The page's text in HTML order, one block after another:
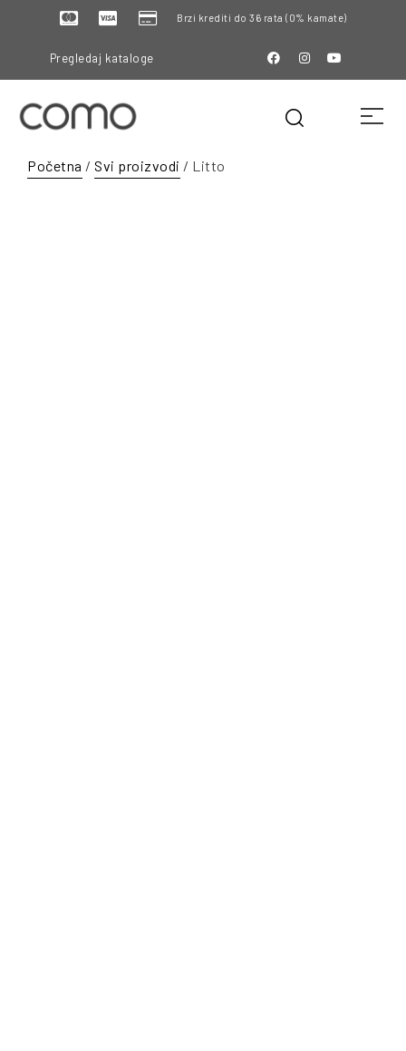
Brzi krediti do 36 rata (0% kamate)
Pregledaj kataloge
Početna / Svi proizvodi / Litto